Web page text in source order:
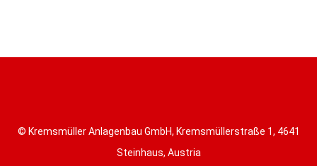
© Kremsmüller Anlagenbau GmbH, Kremsmüllerstraße 1, 4641
Steinhaus, Austria